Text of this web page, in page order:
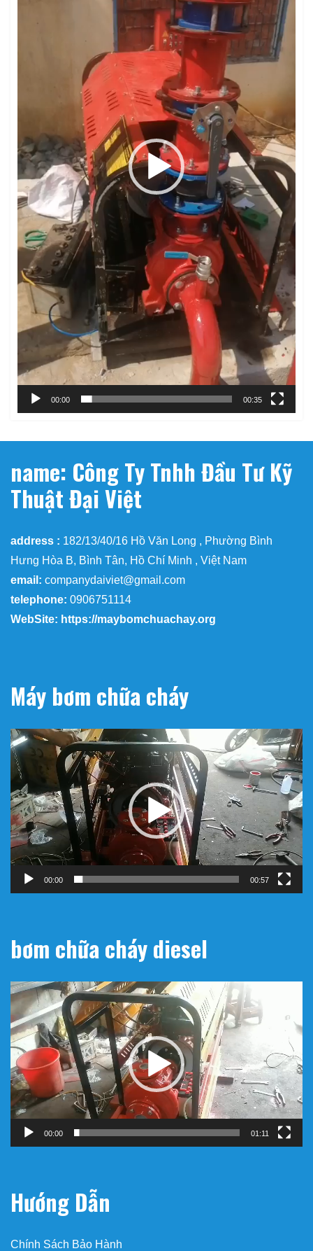
00:00 00:35
name: Công Ty Tnhh Đầu Tư Kỹ
Thuật Đại Việt
address : 182/13/40/16 Hồ Văn Long , Phường Bình
Hưng Hòa B, Bình Tân, Hồ Chí Minh , Việt Nam
email: companydaiviet@gmail.com
telephone: 0906751114
WebSite: https://maybomchuachay.org
Máy bơm chữa cháy
Trình
chơi
Video
00:00 00:57
bơm chữa cháy diesel
Trình
chơi
Video
00:00 01:11
Hướng Dẫn
Chính Sách Bảo Hành